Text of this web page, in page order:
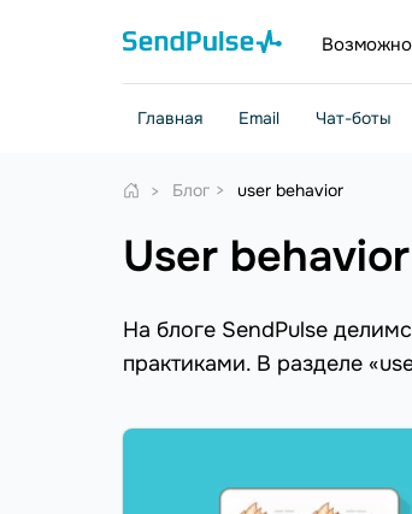
Главная Email Чат-боты
Блог user behavior
user behavior
На блоге SendPulse
практиками. В разделе